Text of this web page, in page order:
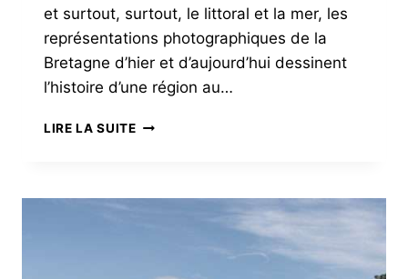
et surtout, surtout, le littoral et la mer, les
représentations photographiques de la
Bretagne d’hier et d’aujourd’hui dessinent
l’histoire d’une région au…
LIRE LA SUITEPATRIMOINE
ATTENTION,